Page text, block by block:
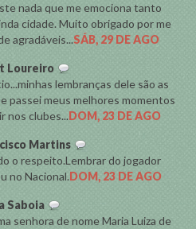
nada que me emociona tanto
cidade. Muito obrigado por me
agradáveis...SÁB, 29 DE AGO
Loureiro
lembranças dele são as
passei meus melhores momentos
nos clubes...DOM, 23 DE AGO
Martins
o respeito.Lembrar do jogador
no Nacional.DOM, 23 DE AGO
Saboia
senhora de nome Maria Luiza de